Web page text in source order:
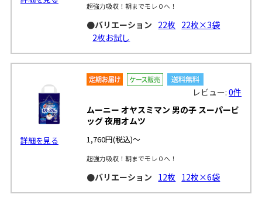
超強力吸収！朝までモレ０へ！
●バリエーション 22枚 22枚×3袋
2枚お試し
詳細を見る
レビュー:0件
ムーニー オヤスミマン 男の子 スーパービ
ッグ 夜用オムツ
1,760円(税込)～
超強力吸収！朝までモレ０へ！
●バリエーション 12枚 12枚×6袋